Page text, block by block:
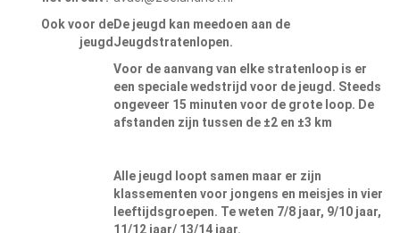
Ook voor de
jeugd
De jeugd kan meedoen aan de
Jeugdstratenlopen.
Voor de aanvang van elke stratenloop is er
een speciale wedstrijd voor de jeugd. Steeds
ongeveer 15 minuten voor de grote loop. De
afstanden zijn tussen de ±2 en ±3 km
Alle jeugd loopt samen maar er zijn
klassementen voor jongens en meisjes in vier
leeftijdsgroepen. Te weten 7/8 jaar, 9/10 jaar,
11/12 jaar/ 13/14 jaar.